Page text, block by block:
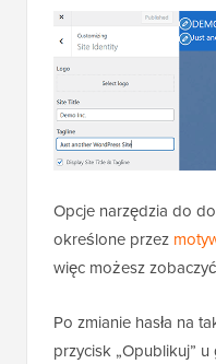
Opcje narzędzia do
określone przez
więc możesz
Po zmianie hasła na
przycisk „Opublikuj”